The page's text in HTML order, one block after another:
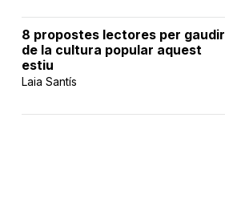
8 propostes lectores per gaudir
de la cultura popular aquest
estiu
Laia Santís